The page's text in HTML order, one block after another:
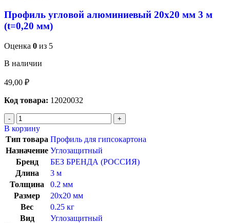
Профиль угловой алюминиевый 20х20 мм 3 м
(t=0,20 мм)
Оценка 0 из 5
В наличии
49,00 ₽
Код товара: 12020032
В корзину
Тип товара Профиль для гипсокартона
Назначение Углозащитный
Бренд
БЕЗ БРЕНДА (РОССИЯ)
Длина
3 м
Толщина
0.2 мм
Размер
20х20 мм
Вес
0.25 кг
Вид
Углозащитный